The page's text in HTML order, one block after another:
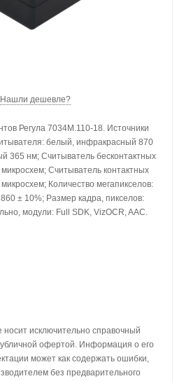
Нашли дешевле?
Регула 7034M.110-18. Источники
белый, инфракрасный 870
365 нм; Считыватель бесконтактных
Считыватель контактных
Количество мегапикселов:
± 10%; Размер кадра, пикселов:
модули: Full SDK, VizOCR, AAC.
исключительно справочный
офертой. Информация о его
может как содержать ошибки,
без предварительного